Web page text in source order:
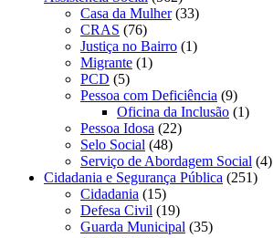
Casa da Mulher(33)
CRAS (76)
Justiça no Bairro (1)
Migrante (1)
PCD (5)
Pessoa com Deficiência (9)
Oficina da Inclusão (1)
Pessoa Idosa (22)
Selo Social (48)
Serviço de Abordagem Social (4)
Cidadania e Segurança Pública (251)
Cidadania (15)
Defesa Civil (19)
Guarda Municipal (35)